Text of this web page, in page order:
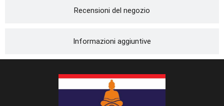
Recensioni del negozio
Informazioni aggiuntive